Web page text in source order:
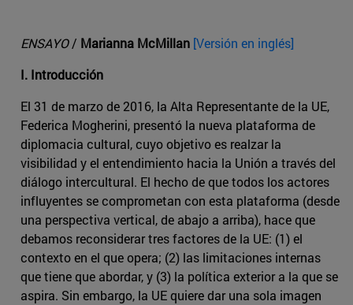
ENSAYO/ Marianna McMillan [Versión en inglés]
I. Introducción
El 31 de marzo de 2016, la Alta Representante de la UE,
Federica Mogherini, presentó la nueva plataforma de
diplomacia cultural, cuyo objetivo es realzar la
visibilidad y el entendimiento hacia la Unión a través del
diálogo intercultural. El hecho de que todos los actores
influyentes se comprometan con esta plataforma (desde
una perspectiva vertical, de abajo a arriba), hace que
debamos reconsiderar tres factores de la UE: (1) el
contexto en el que opera; (2) las limitaciones internas
que tiene que abordar, y (3) la política exterior a la que se
aspira. Sin embargo, la UE quiere dar una sola imagen